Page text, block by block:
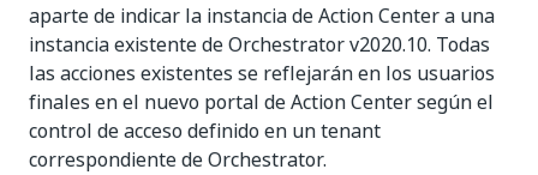
aparte de indicar la instancia de Action Center a una
instancia existente de Orchestrator v2020.10. Todas
las acciones existentes se reflejarán en los usuarios
finales en el nuevo portal de Action Center según el
control de acceso definido en un tenant
correspondiente de Orchestrator.